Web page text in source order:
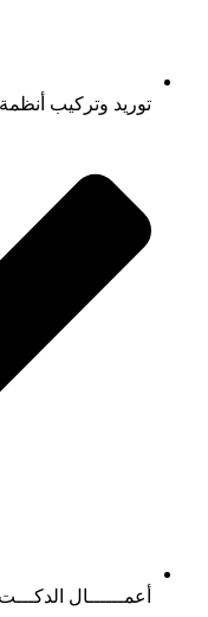
توريد وتركيب أنظمة
أعمــــــال